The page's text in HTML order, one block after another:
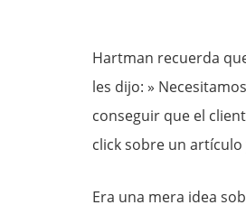
Hartman recuerda
les dijo: »
conseguir que el
click sobre un artículo
Era una mera idea